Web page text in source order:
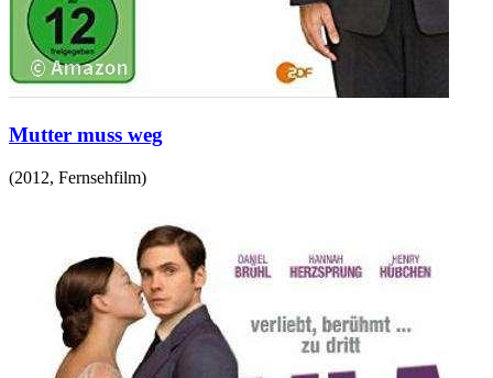
Mutter muss weg
(2012, Fernsehfilm)